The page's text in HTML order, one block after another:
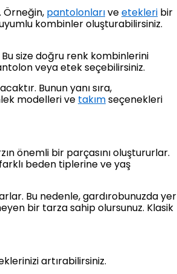
Örneğin, pantolonlarıveetekleri bir
kombinler oluşturabilirsiniz.
size doğru renk kombinlerini
veya etek seçebilirsiniz.
Bunun yanı sıra,
modelleri ve takımseçenekleri
önemli bir parçasını oluştururlar.
beden tiplerine ve yaş
Bu nedenle, gardırobunuzda yer
bir tarza sahip olursunuz. Klasik
artırabilirsiniz.